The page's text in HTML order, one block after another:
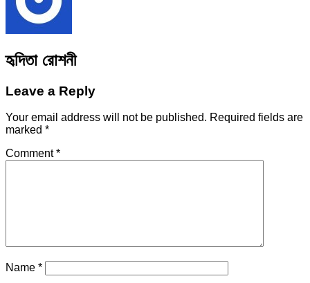
হৃদিতা রোশনী
Leave a Reply
Your email address will not be published. Required fields are
marked *
Comment*
Name *